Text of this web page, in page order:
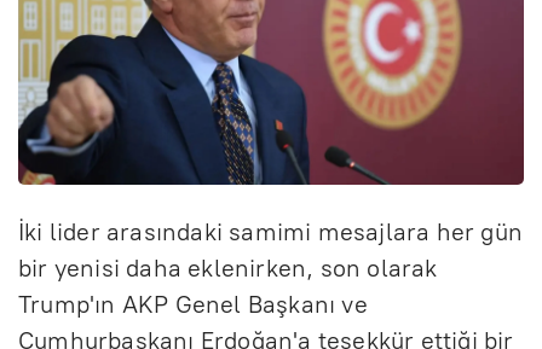
İki lider arasındaki samimi mesajlara her gün
bir yenisi daha eklenirken, son olarak
Trump'ın AKP Genel Başkanı ve
Cumhurbaşkanı Erdoğan'a teşekkür ettiği bir